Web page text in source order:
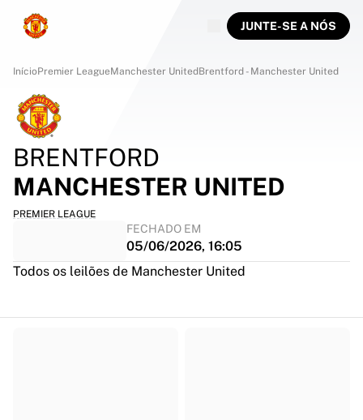
JUNTE-SE A NÓS
InícioPremier LeagueManchester UnitedBrentford - Manchester United
BRENTFORD
MANCHESTER UNITED
PREMIER LEAGUE
FECHADO EM
05/06/2026, 16:05
Todos os leilões de Manchester United